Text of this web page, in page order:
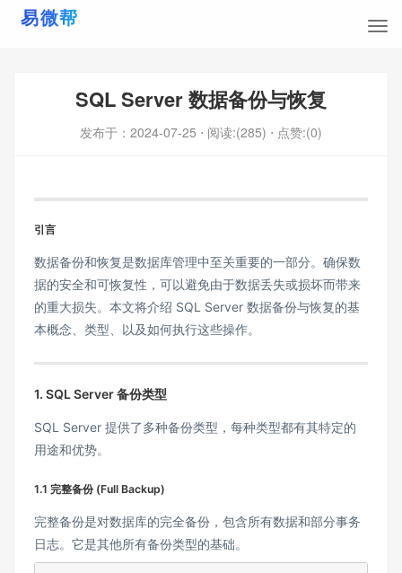
SQL Server 数据备份与恢复
发布于： 2024-07-25 ⋅ 阅读:(285) ⋅ 点赞:(0)
引言
数据备份和恢复是数据库管理中至关重要的一部分。确保数
据的安全和可恢复性，可以避免由于数据丢失或损坏而带来
的重大损失。本文将介绍 SQL Server 数据备份与恢复的基
本概念、类型、以及如何执行这些操作。
1. SQL Server 备份类型
SQL Server 提供了多种备份类型，每种类型都有其特定的
用途和优势。
1.1 完整备份 (Full Backup)
完整备份是对数据库的完全备份，包含所有数据和部分事务
日志。它是其他所有备份类型的基础。